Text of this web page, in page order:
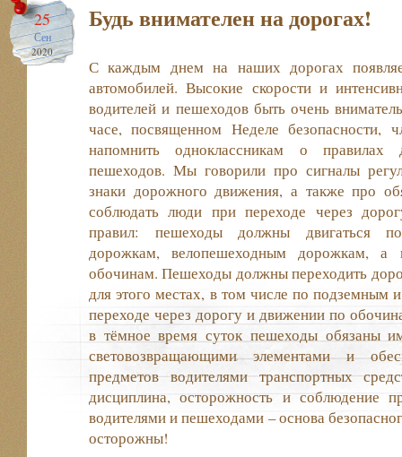
25
Сен
2020
Будь внимателен на дорогах!
С каждым днем на наших дорогах
автомобилей. Высокие скорости и
водителей и пешеходов быть очень
часе, посвященном Неделе
напомнить одноклассникам о
пешеходов. Мы говорили про сигналы
знаки дорожного движения, а также про
соблюдать люди при переходе через
правил: пешеходы должны двигаться
дорожкам, велопешеходным дорожкам,
обочинам. Пешеходы должны переходить
для этого местах, в том числе по
переходе через дорогу и движении по
в тёмное время суток пешеходы обязаны
световозвращающими элементами и
предметов водителями транспортных
дисциплина, осторожность и соблюдение
водителями и пешеходами – основа
осторожны!